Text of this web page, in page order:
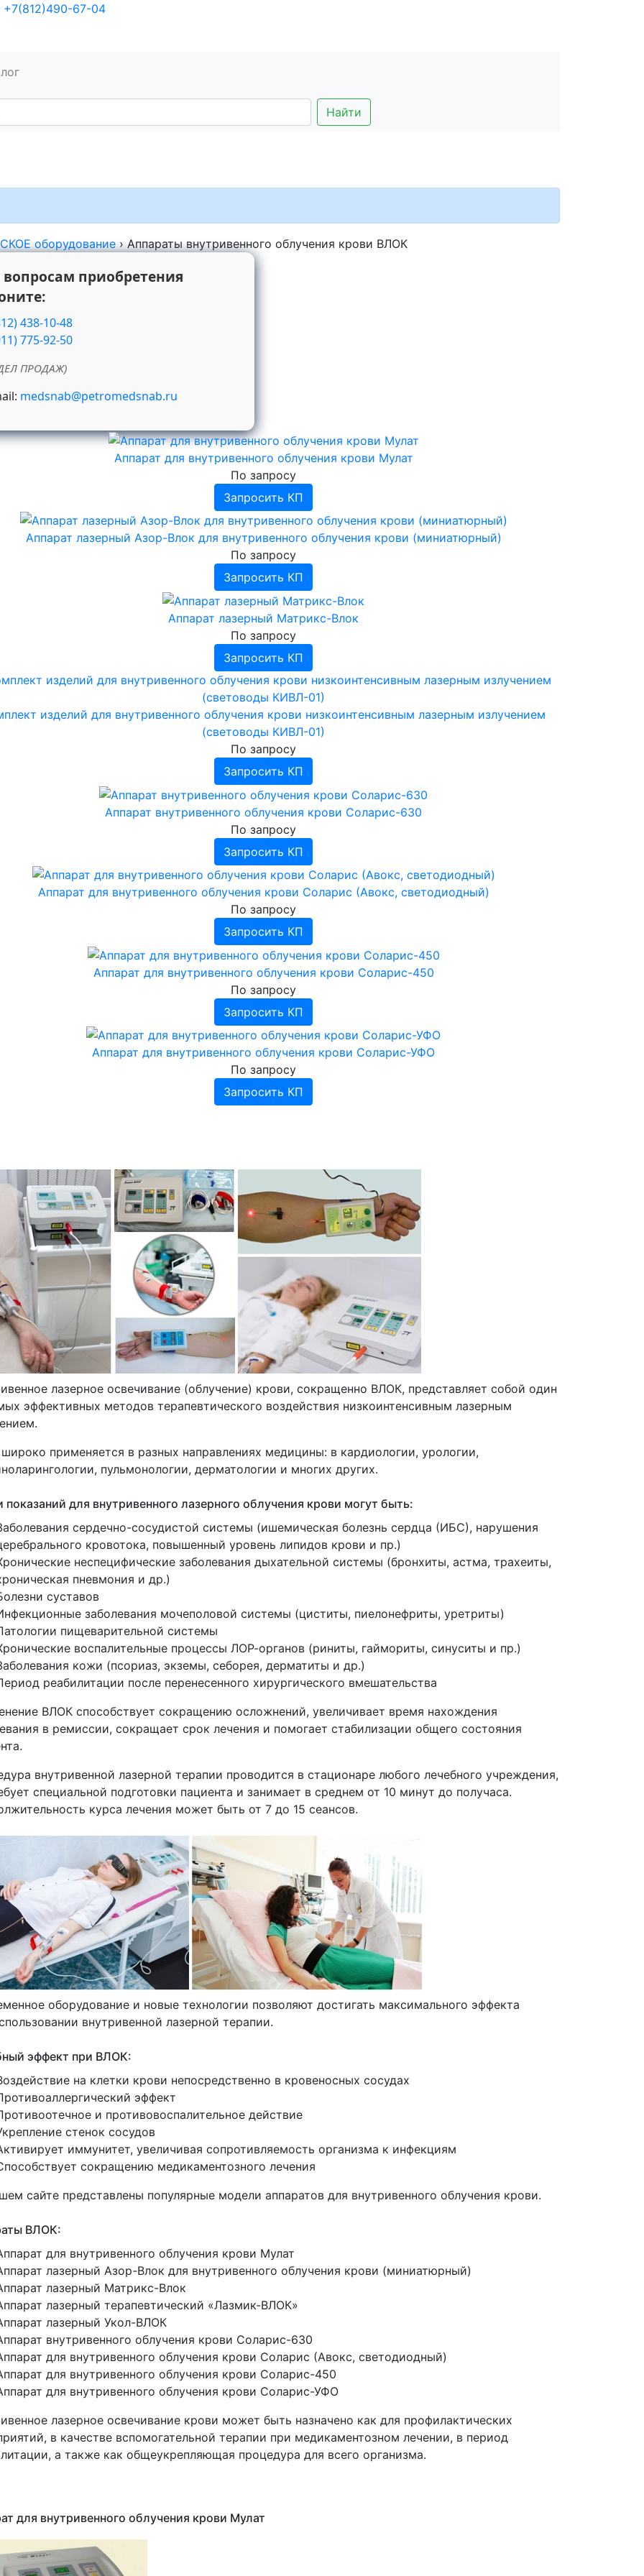
+7(812)490-67-04
Найти
оборудование ›Аппараты внутривенного облучения крови ВЛОК
вопросам приобретения
438-10-48
775-92-50
ПРОДАЖ)
medsnab@petromedsnab.ru
Аппарат для внутривенного облучения крови Мулат
По запросу
Запросить КП
Аппарат лазерный Азор-Влок для внутривенного облучения крови (миниатюрный)
По запросу
Запросить КП
Аппарат лазерный Матрикс-Влок
По запросу
Запросить КП
изделий для внутривенного облучения крови низкоинтенсивным лазерным излучением
(световоды КИВЛ-01)
По запросу
Запросить КП
Аппарат внутривенного облучения крови Соларис-630
По запросу
Запросить КП
Аппарат для внутривенного облучения крови Соларис (Авокс, светодиодный)
По запросу
Запросить КП
Аппарат для внутривенного облучения крови Соларис-450
По запросу
Запросить КП
Аппарат для внутривенного облучения крови Соларис-УФО
По запросу
Запросить КП
лазерное освечивание (облучение) крови, сокращенно ВЛОК, представляет собой один
эффективных методов терапевтического воздействия низкоинтенсивным лазерным
применяется в разных направлениях медицины: в кардиологии, урологии,
пульмонологии, дерматологии и многих других.
показаний для внутривенного лазерного облучения крови могут быть:
сердечно-сосудистой системы (ишемическая болезнь сердца (ИБС), нарушения
кровотока, повышенный уровень липидов крови и пр.)
неспецифические заболевания дыхательной системы (бронхиты, астма, трахеиты,
пневмония и др.)
суставов
заболевания мочеполовой системы (циститы, пиелонефриты, уретриты)
пищеварительной системы
воспалительные процессы ЛОР-органов (риниты, гаймориты, синуситы и пр.)
кожи (псориаз, экземы, себорея, дерматиты и др.)
реабилитации после перенесенного хирургического вмешательства
ВЛОК способствует сокращению осложнений, увеличивает время нахождения
в ремиссии, сокращает срок лечения и помогает стабилизации общего состояния
внутривенной лазерной терапии проводится в стационаре любого лечебного учреждения,
специальной подготовки пациента и занимает в среднем от 10 минут до получаса.
курса лечения может быть от 7 до 15 сеансов.
оборудование и новые технологии позволяют достигать максимального эффекта
внутривенной лазерной терапии.
эффект при ВЛОК:
на клетки крови непосредственно в кровеносных сосудах
эффект
и противовоспалительное действие
стенок сосудов
иммунитет, увеличивая сопротивляемость организма к инфекциям
сокращению медикаментозного лечения
сайте представлены популярные модели аппаратов для внутривенного облучения крови.
ВЛОК:
для внутривенного облучения крови Мулат
лазерный Азор-Влок для внутривенного облучения крови (миниатюрный)
лазерный Матрикс-Влок
лазерный терапевтический «Лазмик-ВЛОК»
лазерный Укол-ВЛОК
внутривенного облучения крови Соларис-630
для внутривенного облучения крови Соларис (Авокс, светодиодный)
для внутривенного облучения крови Соларис-450
для внутривенного облучения крови Соларис-УФО
лазерное освечивание крови может быть назначено как для профилактических
в качестве вспомогательной терапии при медикаментозном лечении, в период
а также как общеукрепляющая процедура для всего организма.
для внутривенного облучения крови Мулат